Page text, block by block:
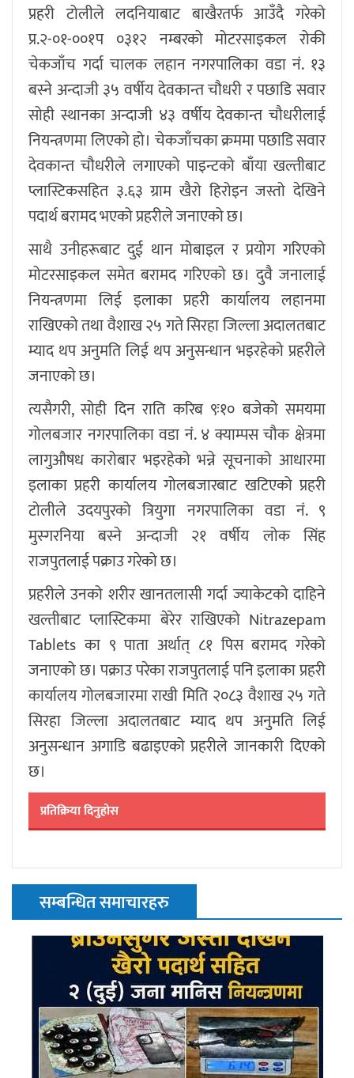
प्रहरी टोलीले लदनियाबाट बाखैरतर्फ आउँदै गरेको
प्र.२-०१-००१प ०३१२ नम्बरको मोटरसाइकल रोकी
चेकजाँच गर्दा चालक लहान नगरपालिका वडा नं. १३
बस्ने अन्दाजी ३५ वर्षीय देवकान्त चौधरी र पछाडि सवार
सोही स्थानका अन्दाजी ४३ वर्षीय देवकान्त चौधरीलाई
नियन्त्रणमा लिएको हो। चेकजाँचका क्रममा पछाडि सवार
देवकान्त चौधरीले लगाएको पाइन्टको बाँया खल्तीबाट
प्लास्टिकसहित ३.६३ ग्राम खैरो हिरोइन जस्तो देखिने
पदार्थ बरामद भएको प्रहरीले जनाएको छ।
साथै उनीहरूबाट दुई थान मोबाइल र प्रयोग गरिएको
मोटरसाइकल समेत बरामद गरिएको छ। दुवै जनालाई
नियन्त्रणमा लिई इलाका प्रहरी कार्यालय लहानमा
राखिएको तथा वैशाख २५ गते सिरहा जिल्ला अदालतबाट
म्याद थप अनुमति लिई थप अनुसन्धान भइरहेको प्रहरीले
जनाएको छ।
त्यसैगरी, सोही दिन राति करिब ९ः१० बजेको समयमा
गोलबजार नगरपालिका वडा नं. ४ क्याम्पस चौक क्षेत्रमा
लागुऔषध कारोबार भइरहेको भन्ने सूचनाको आधारमा
इलाका प्रहरी कार्यालय गोलबजारबाट खटिएको प्रहरी
टोलीले उदयपुरको त्रियुगा नगरपालिका वडा नं. ९
मुस्गरनिया बस्ने अन्दाजी २१ वर्षीय लोक सिंह
राजपुतलाई पक्राउ गरेको छ।
प्रहरीले उनको शरीर खानतलासी गर्दा ज्याकेटको दाहिने
खल्तीबाट प्लास्टिकमा बेरेर राखिएको Nitrazepam
Tablets का ९ पाता अर्थात् ८१ पिस बरामद गरेको
जनाएको छ। पक्राउ परेका राजपुतलाई पनि इलाका प्रहरी
कार्यालय गोलबजारमा राखी मिति २०८३ वैशाख २५ गते
सिरहा जिल्ला अदालतबाट म्याद थप अनुमति लिई
अनुसन्धान अगाडि बढाइएको प्रहरीले जानकारी दिएको
छ।
प्रतिक्रिया दिनुहोस
सम्बन्धित समाचारहरु